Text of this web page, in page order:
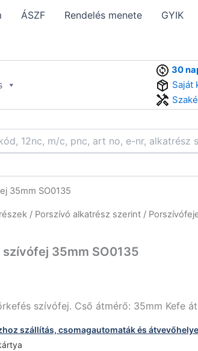
ÁSZF Rendelés menete GYIK
30
Saját
35mm SO0135
/ Porszívó alkatrész szerint/
35mm SO0135
szívófej. Cső átmérő: 35mm Kefe
szállítás, csomagautomaták és